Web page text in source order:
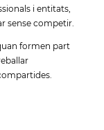
i entitats,
sense competir.
formen part